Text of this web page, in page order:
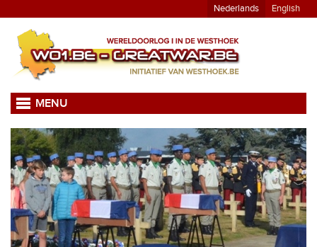
Nederlands English
MENU